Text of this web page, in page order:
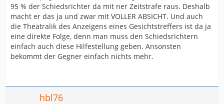
95 % der Schiedsrichter da mit ner Zeitstrafe raus. Deshalb
macht er das ja und zwar mit VOLLER ABSICHT. Und auch
die Theatralik des Anzeigens eines Gesichtstreffers ist da ja
eine direkte Folge, denn man muss den Schiedsrichtern
einfach auch diese Hilfestellung geben. Ansonsten
bekommt der Gegner einfach nichts mehr.
hbl76